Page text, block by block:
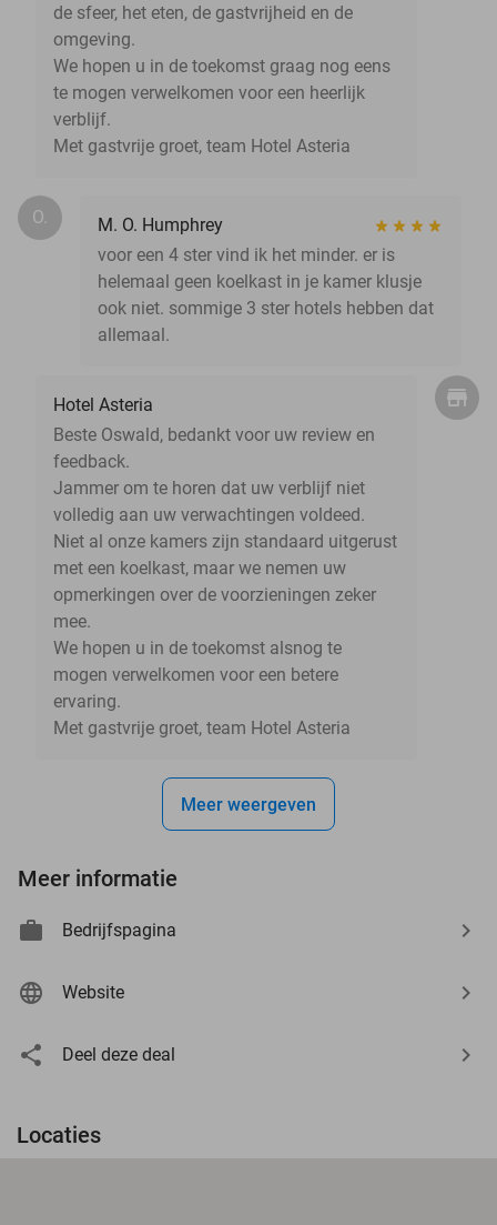
de sfeer, het eten, de gastvrijheid en de
omgeving.
We hopen u in de toekomst graag nog eens
te mogen verwelkomen voor een heerlijk
verblijf.
Met gastvrije groet, team Hotel Asteria
O.
M. O. Humphrey
voor een 4 ster vind ik het minder. er is
helemaal geen koelkast in je kamer klusje
ook niet. sommige 3 ster hotels hebben dat
allemaal.
Hotel Asteria
Beste Oswald, bedankt voor uw review en
feedback.
Jammer om te horen dat uw verblijf niet
volledig aan uw verwachtingen voldeed.
Niet al onze kamers zijn standaard uitgerust
met een koelkast, maar we nemen uw
opmerkingen over de voorzieningen zeker
mee.
We hopen u in de toekomst alsnog te
mogen verwelkomen voor een betere
ervaring.
Met gastvrije groet, team Hotel Asteria
Meer weergeven
Meer informatie
Bedrijfspagina
Website
Deel deze deal
Locaties